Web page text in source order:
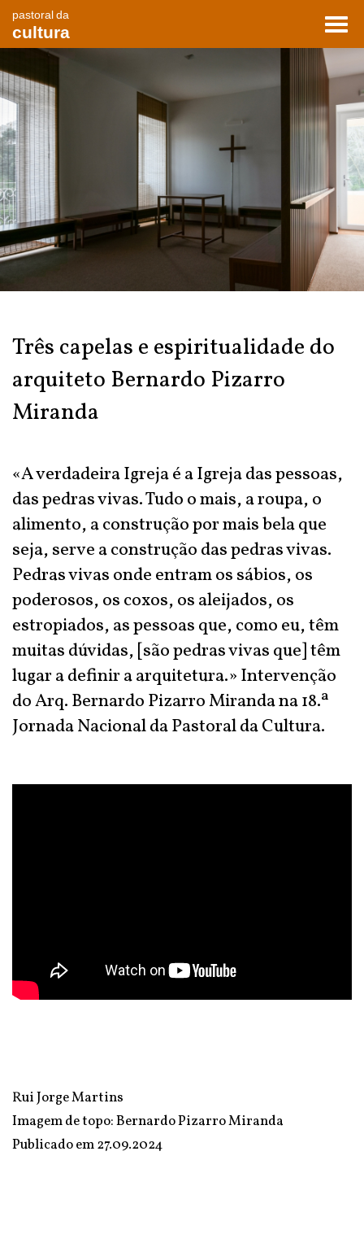
pastoral da
cultura
Três capelas e espiritualidade do
arquiteto Bernardo Pizarro
Miranda
«A verdadeira Igreja é a Igreja das pessoas,
das pedras vivas. Tudo o mais, a roupa, o
alimento, a construção por mais bela que
seja, serve a construção das pedras vivas.
Pedras vivas onde entram os sábios, os
poderosos, os coxos, os aleijados, os
estropiados, as pessoas que, como eu, têm
muitas dúvidas, [são pedras vivas que] têm
lugar a definir a arquitetura.» Intervenção
do Arq. Bernardo Pizarro Miranda na 18.ª
Jornada Nacional da Pastoral da Cultura.
Rui Jorge Martins
Imagem de topo: Bernardo Pizarro Miranda
Publicado em27.09.2024